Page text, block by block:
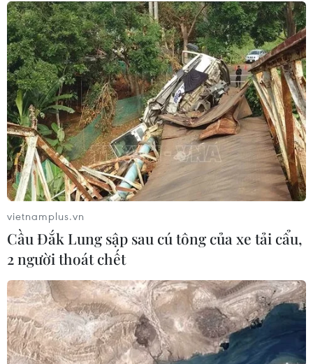
vietnamplus.vn
Cầu Đắk Lung sập sau cú tông của xe tải cẩu,
2 người thoát chết